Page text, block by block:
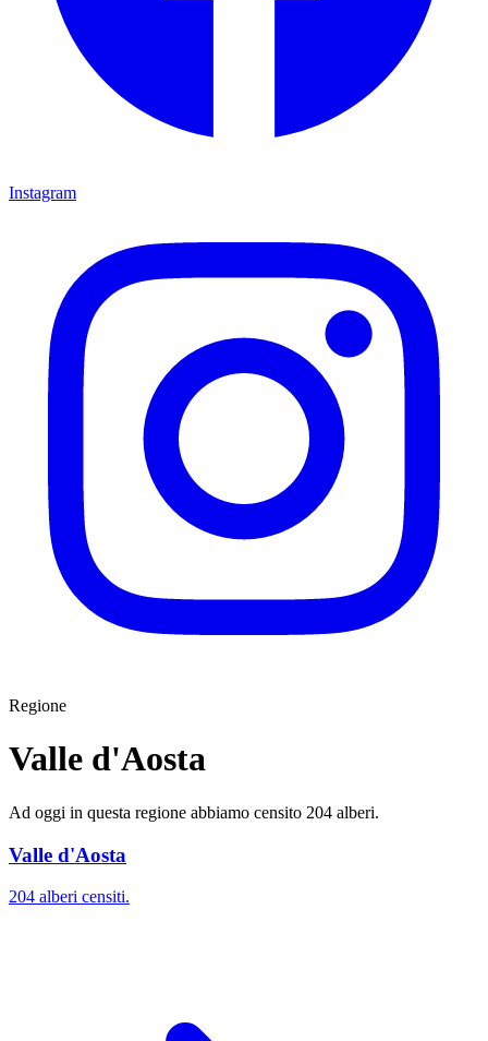
Instagram
Regione
Valle d'Aosta
Ad oggi in questa regione abbiamo censito 204 alberi.
Valle d'Aosta
204 alberi censiti.